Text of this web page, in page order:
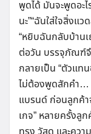
พูดได้ มันจะพูดอะ
นะ”“ฉันใส่ใจสิ่งแ
“หยิบฉันกลับบ้าน
ต่อวัน บรรจุภัณฑ์จึ
กลายเป็น “ตัวแท
ไม่ต้องพูดสักคำ…
แบรนด์ ก่อนลูกค้า
เกจ” หลายครั้งลู